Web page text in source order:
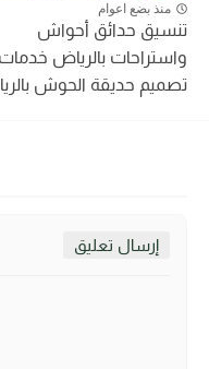
منذ بضع اعوام
تنسيق حدائق أحواش
واستراحات بالرياض خدمات
تصميم حديقة الحوش
إرسال تعليق